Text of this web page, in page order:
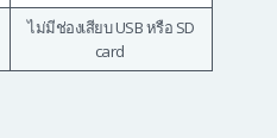
ไม่มีช่องเสียบ USB หรือ SD
card